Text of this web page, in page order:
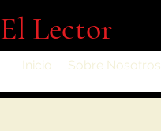
El Lector
Inicio Sobre Nosotros